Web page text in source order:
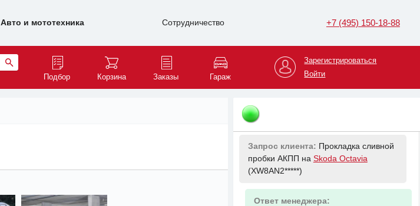
Авто и мототехника Сотрудничество +7 (495) 150-18-88
Подбор Корзина Заказы Гараж
Зарегистрироваться
Войти
Ответ менеджера:
Запрос клиента: Прокладка сливной
пробки АКПП на Skoda Octavia
(XW8AN2*****)
Ответ менеджера: